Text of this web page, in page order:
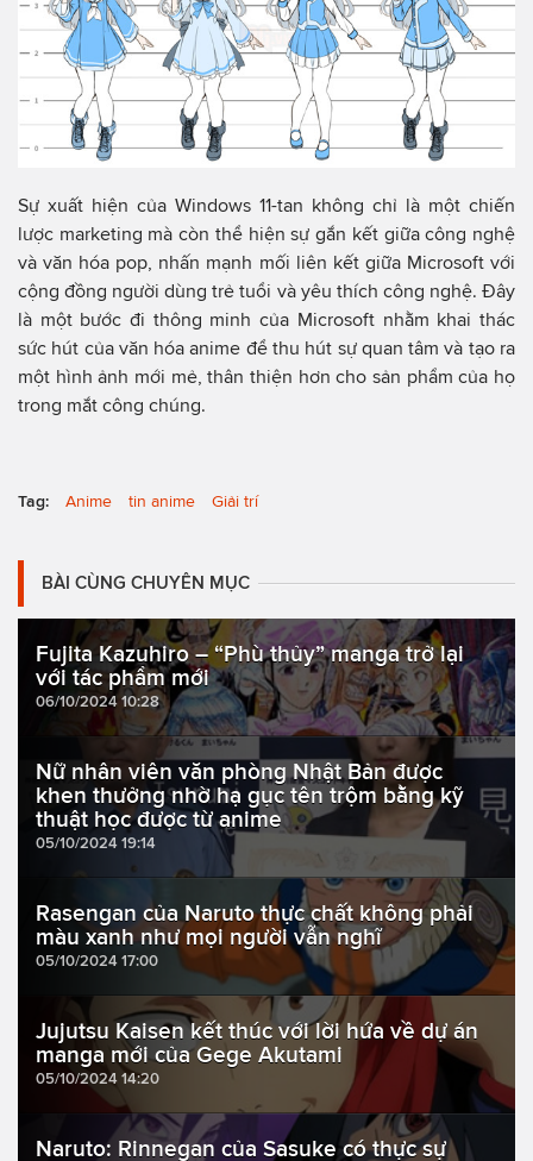
Sự xuất hiện của Windows 11-tan không chỉ là một chiến
lược marketing mà còn thể hiện sự gắn kết giữa công nghệ
và văn hóa pop, nhấn mạnh mối liên kết giữa Microsoft với
cộng đồng người dùng trẻ tuổi và yêu thích công nghệ. Đây
là một bước đi thông minh của Microsoft nhằm khai thác
sức hút của văn hóa anime để thu hút sự quan tâm và tạo ra
một hình ảnh mới mẻ, thân thiện hơn cho sản phẩm của họ
trong mắt công chúng.
Tag: Anime tin anime Giải trí
BÀI CÙNG CHUYÊN MỤC
Fujita Kazuhiro – “Phù thủy” manga trở lại
với tác phẩm mới
06/10/2024 10:28
Nữ nhân viên văn phòng Nhật Bản được
khen thưởng nhờ hạ gục tên trộm bằng kỹ
thuật học được từ anime
05/10/2024 19:14
Rasengan của Naruto thực chất không phải
màu xanh như mọi người vẫn nghĩ
05/10/2024 17:00
Jujutsu Kaisen kết thúc với lời hứa về dự án
manga mới của Gege Akutami
05/10/2024 14:20
Naruto: Rinnegan của Sasuke có thực sự